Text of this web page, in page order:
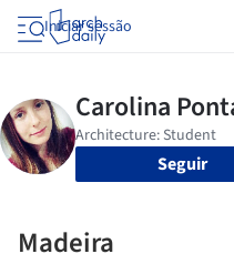
Iniciar sessão
Seguir
Madeira